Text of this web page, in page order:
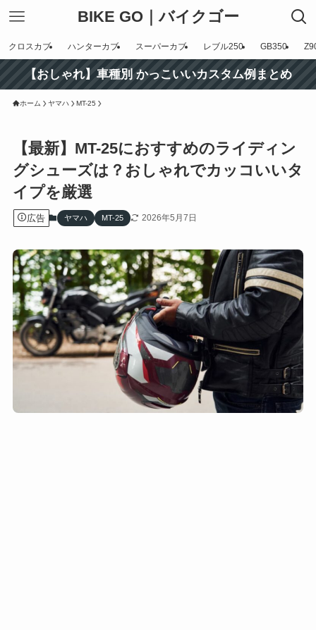
BIKE GO｜バイクゴー
クロスカブ ハンターカブ スーパーカブ レブル250 GB350
【おしゃれ】車種別 かっこいいカスタム例まとめ
ホーム ヤマハ MT-25
【最新】MT-25におすすめのライディン
グシューズは？おしゃれでカッコいいタ
イプを厳選
広告 ヤマハ MT-25 2026年5月7日